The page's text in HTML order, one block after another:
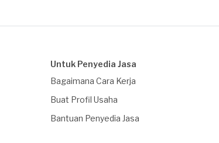
Untuk Penyedia Jasa
Bagaimana Cara Kerja
Buat Profil Usaha
Bantuan Penyedia Jasa